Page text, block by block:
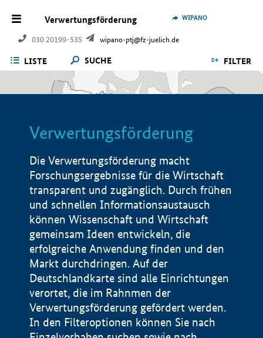
Verwertungsförderung
030 20199-535 wipano-ptj@fz-juelich.de
WIPANO
LISTE SUCHE FILTER
Verwertungsförderung
Die Verwertungsförderung macht
Forschungsergebnisse für die Wirtschaft
transparent und zugänglich. Durch frühen
und schnellen Informationsaustausch
können Wissenschaft und Wirtschaft
gemeinsam Ideen entwickeln, die
erfolgreiche Anwendung finden und den
Markt durchdringen. Auf der
Deutschlandkarte sind alle Einrichtungen
verortet, die im Rahnmen der
Verwertungsförderung gefördert werden.
In den Filteroptionen können Sie nach